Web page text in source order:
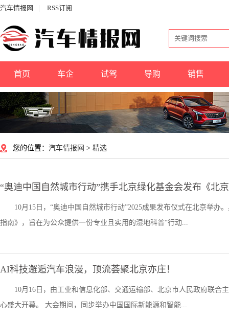
汽车情报网 RSS订阅
首页 车企 试驾 导购 销售
您的位置： 汽车情报网 > 精选
“奥迪中国自然城市行动”携手北京绿化基金会发布《北
10月15日，“奥迪中国自然城市行动”2025成果发布仪式在北京举
指南》，旨在为公众提供一份专业且实用的湿地科普“行动...
AI科技邂逅汽车浪漫，顶流荟聚北京亦庄！
10月16日，由工业和信息化部、交通运输部、北京市人民政府联合
心盛大开幕。 大会期间，同步举办中国国际新能源和智能...